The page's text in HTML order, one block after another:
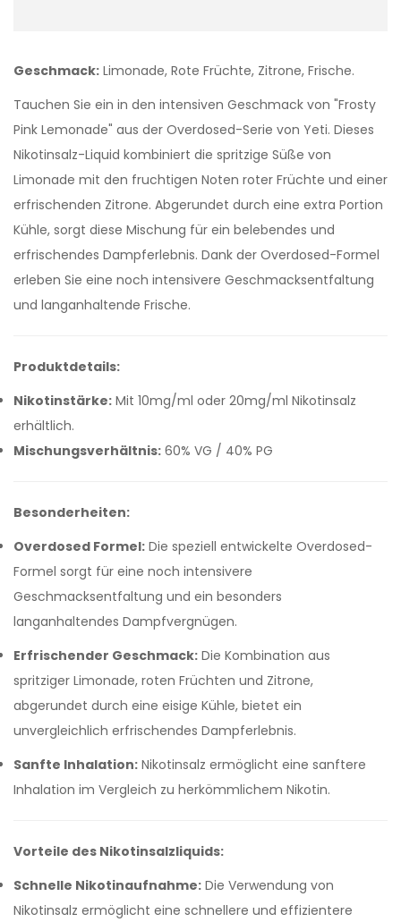
Geschmack: Limonade, Rote Früchte, Zitrone, Frische.
Tauchen Sie ein in den intensiven Geschmack von "Frosty
Pink Lemonade" aus der Overdosed-Serie von Yeti. Dieses
Nikotinsalz-Liquid kombiniert die spritzige Süße von
Limonade mit den fruchtigen Noten roter Früchte und einer
erfrischenden Zitrone. Abgerundet durch eine extra Portion
Kühle, sorgt diese Mischung für ein belebendes und
erfrischendes Dampferlebnis. Dank der Overdosed-Formel
erleben Sie eine noch intensivere Geschmacksentfaltung
und langanhaltende Frische.
Produktdetails:
Nikotinstärke: Mit 10mg/ml oder 20mg/ml Nikotinsalz
erhältlich.
Mischungsverhältnis: 60% VG / 40% PG
Besonderheiten:
Overdosed Formel: Die speziell entwickelte Overdosed-
Formel sorgt für eine noch intensivere
Geschmacksentfaltung und ein besonders
langanhaltendes Dampfvergnügen.
Erfrischender Geschmack: Die Kombination aus
spritziger Limonade, roten Früchten und Zitrone,
abgerundet durch eine eisige Kühle, bietet ein
unvergleichlich erfrischendes Dampferlebnis.
Sanfte Inhalation: Nikotinsalz ermöglicht eine sanftere
Inhalation im Vergleich zu herkömmlichem Nikotin.
Vorteile des Nikotinsalzliquids:
Schnelle Nikotinaufnahme: Die Verwendung von
Nikotinsalz ermöglicht eine schnellere und effizientere